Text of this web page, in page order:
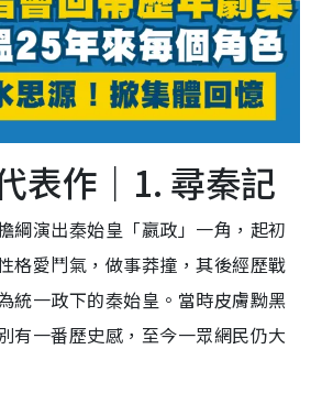
表作｜1. 尋秦記
綱演出秦始皇「嬴政」一角，起初
格愛鬥氣，做事莽撞，其後經歷戰
統一政下的秦始皇。當時皮膚黝黑
有一番歷史感，至今一眾網民仍大